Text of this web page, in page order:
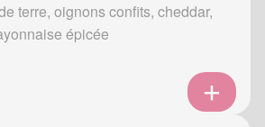
terre, oignons confits, cheddar,
épicée